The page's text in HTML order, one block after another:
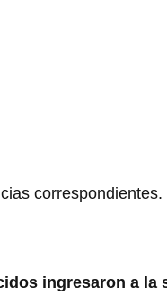
correspondientes.
ingresaron a la